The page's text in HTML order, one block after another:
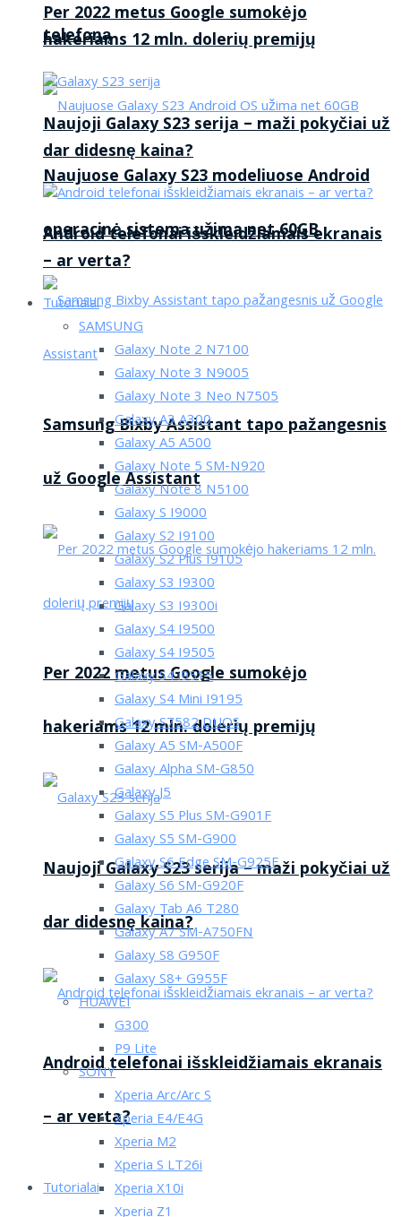
telefoną
Naujuose Galaxy S23 modeliuose Android
operacinė sistema užima net 60GB
Samsung Bixby Assistant tapo pažangesnis
už Google Assistant
Per 2022 metus Google sumokėjo
hakeriams 12 mln. dolerių premijų
Naujoji Galaxy S23 serija – maži pokyčiai už
dar didesnę kaina?
Android telefonai išskleidžiamais ekranais
– ar verta?
Tutorialai
Per 2022 metus Google sumokėjo
hakeriams 12 mln. dolerių premijų
Naujoji Galaxy S23 serija – maži pokyčiai už
dar didesnę kaina?
Android telefonai išskleidžiamais ekranais
– ar verta?
Tutorialai
SAMSUNG
Galaxy Note 2 N7100
Galaxy Note 3 N9005
Galaxy Note 3 Neo N7505
Galaxy A3 A300
Galaxy A5 A500
Galaxy Note 5 SM-N920
Galaxy Note 8 N5100
Galaxy S I9000
Galaxy S2 I9100
Galaxy S2 Plus I9105
Galaxy S3 I9300
Galaxy S3 I9300i
Galaxy S4 I9500
Galaxy S4 I9505
Galaxy S4 i9515
Galaxy S4 Mini I9195
Galaxy S7582 DUOS
Galaxy A5 SM-A500F
Galaxy Alpha SM-G850
Galaxy J5
Galaxy S5 Plus SM-G901F
Galaxy S5 SM-G900
Galaxy S6 Edge SM-G925F
Galaxy S6 SM-G920F
Galaxy Tab A6 T280
Galaxy A7 SM-A750FN
Galaxy S8 G950F
Galaxy S8+ G955F
HUAWEI
G300
P9 Lite
SONY
Xperia Arc/Arc S
Xperia E4/E4G
Xperia M2
Xperia S LT26i
Xperia X10i